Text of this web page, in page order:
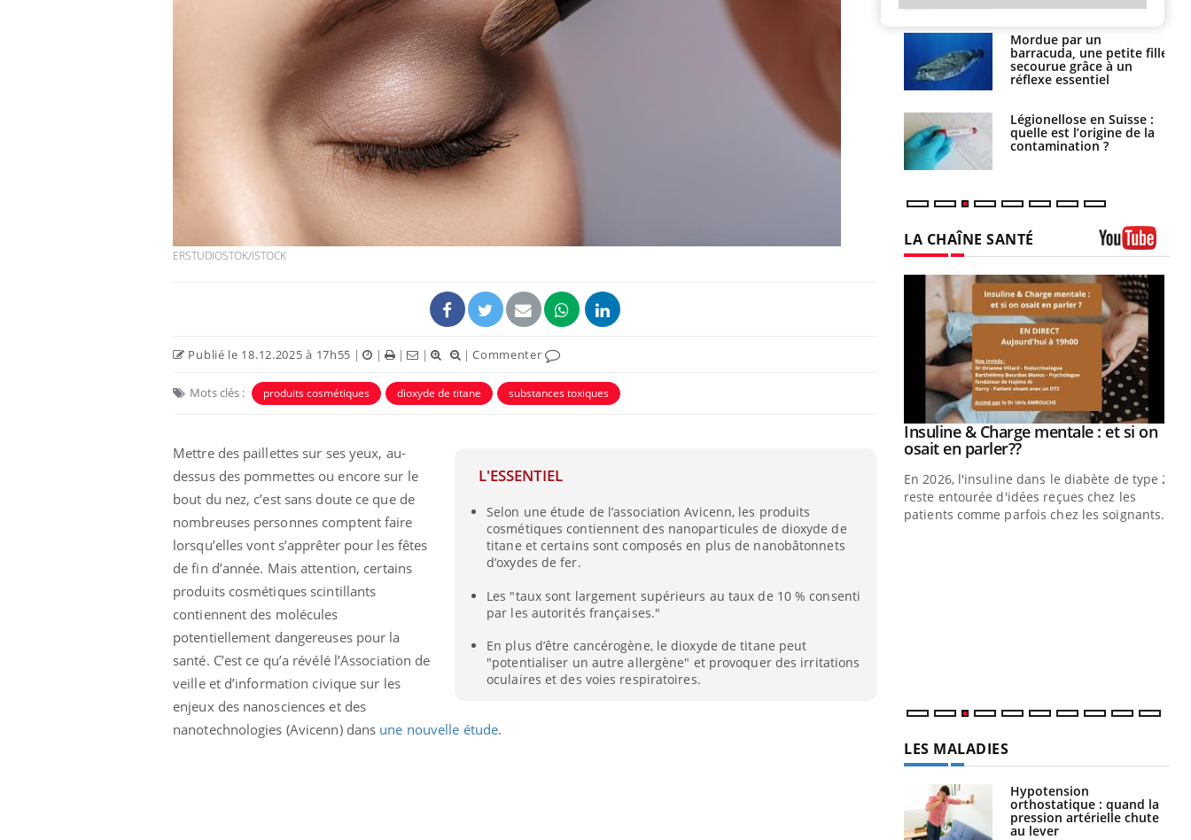
ERSTUDIOSTOK/ISTOCK
Publié le 18.12.2025 à 17h55 | | | | |Commenter
Mots clés : produits cosmétiques dioxyde de titane substances toxiques
L'ESSENTIEL
Selon une étude de l’association Avicenn, les produits
cosmétiques contiennent des nanoparticules de dioxyde de
titane et certains sont composés en plus de nanobâtonnets
d’oxydes de fer.
Les "taux sont largement supérieurs au taux de 10 % consenti
par les autorités françaises."
En plus d’être cancérogène, le dioxyde de titane peut
"potentialiser un autre allergène" et provoquer des irritations
oculaires et des voies respiratoires.
Mettre des paillettes sur ses yeux, au-
dessus des pommettes ou encore sur le
bout du nez, c’est sans doute ce que de
nombreuses personnes comptent faire
lorsqu’elles vont s’apprêter pour les fêtes
de fin d’année. Mais attention, certains
produits cosmétiques scintillants
contiennent des molécules
potentiellement dangereuses pour la
santé. C’est ce qu’a révélé l’Association de
veille et d’information civique sur les
enjeux des nanosciences et des
nanotechnologies (Avicenn) dans une nouvelle étude.
Fortes chaleurs :
pourquoi le risque de
noyade grimpe-t-il ?
Le Viagra pourrait-il
freiner la propagation du
cancer ?
Grossesse et chaleur : ce
que dit la science
Le smartphone nuit-il à
l'apprentissage de la
Mordue par un
barracuda, une petite fille
secourue grâce à un
réflexe essentiel
Légionellose en Suisse :
quelle est l’origine de la
contamination ?
LA CHAÎNE SANTÉ
expliquer ma maladie
Il y a des sujets qui sont faciles à aborder...
d'autres non ! D'un côté, poser des
questions sur la maladie d'un proche c'est
montrer ...
carence en fer sont multiples ce qui la rend
...
Youtube
Insuline & Charge mentale : et si on
osait en parler??Youtube
En 2026, l'insuline dans le diabète de type 2
reste entourée d'idées reçues chez les
patients comme parfois chez les soignants.
LES MALADIES
Hypotension
orthostatique : quand la
pression artérielle chute
au lever